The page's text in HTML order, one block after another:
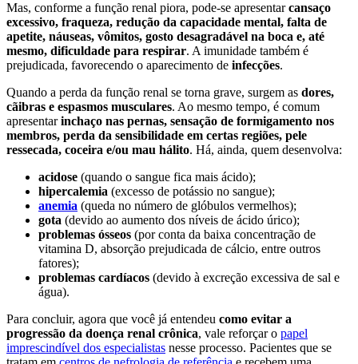
Mas, conforme a função renal piora, pode-se apresentarcansaço
excessivo, fraqueza, redução da capacidade mental, falta de
apetite, náuseas, vômitos, gosto desagradável na boca e, até
mesmo, dificuldade para respirar. A imunidade também é
prejudicada, favorecendo o aparecimento de infecções.
Quando a perda da função renal se torna grave, surgem as dores,
cãibras e espasmos musculares. Ao mesmo tempo, é comum
apresentarinchaço nas pernas, sensação de formigamento nos
membros, perda da sensibilidade em certas regiões, pele
ressecada, coceira e/ou mau hálito. Há, ainda, quem desenvolva:
acidose (quando o sangue fica mais ácido);
hipercalemia (excesso de potássio no sangue);
anemia (queda no número de glóbulos vermelhos);
gota (devido ao aumento dos níveis de ácido úrico);
problemas ósseos (por conta da baixa concentração de
vitamina D, absorção prejudicada de cálcio, entre outros
fatores);
problemas cardíacos (devido à excreção excessiva de sal e
água).
Para concluir, agora que você já entendeu como evitar a
progressão da doença renal crônica, vale reforçar o papel
imprescindível dos especialistas nesse processo. Pacientes que se